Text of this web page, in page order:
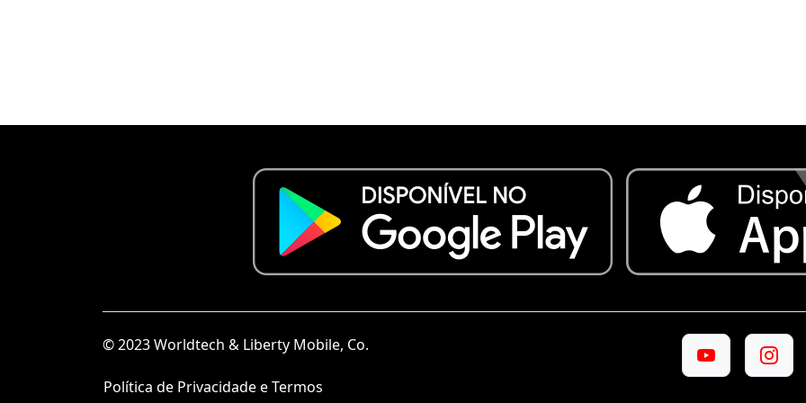
© 2023 Worldtech & Liberty Mobile, Co.
Política de Privacidade e Termos